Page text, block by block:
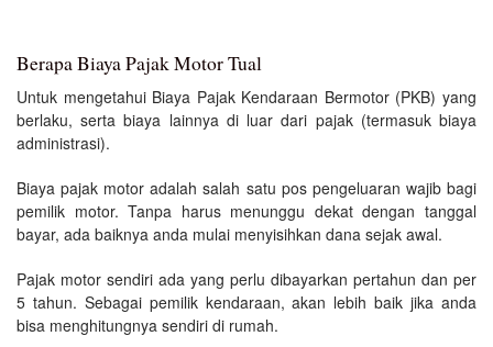
Berapa Biaya Pajak Motor Tual
Untuk mengetahui Biaya Pajak Kendaraan Bermotor (PKB) yang
berlaku, serta biaya lainnya di luar dari pajak (termasuk biaya
administrasi).
Biaya pajak motor adalah salah satu pos pengeluaran wajib bagi
pemilik motor. Tanpa harus menunggu dekat dengan tanggal
bayar, ada baiknya anda mulai menyisihkan dana sejak awal.
Pajak motor sendiri ada yang perlu dibayarkan pertahun dan per
5 tahun. Sebagai pemilik kendaraan, akan lebih baik jika anda
bisa menghitungnya sendiri di rumah.